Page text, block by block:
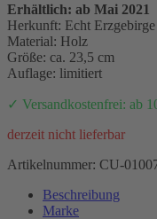
Erhältlich: ab Mai 2021
Herkunft: Echt Erzgebirge
Material: Holz
Größe: ca. 23,5 cm
Auflage: limitiert
✓ Versandkostenfrei: ab
derzeit nicht lieferbar
Artikelnummer: CU-
Beschreibung
Marke